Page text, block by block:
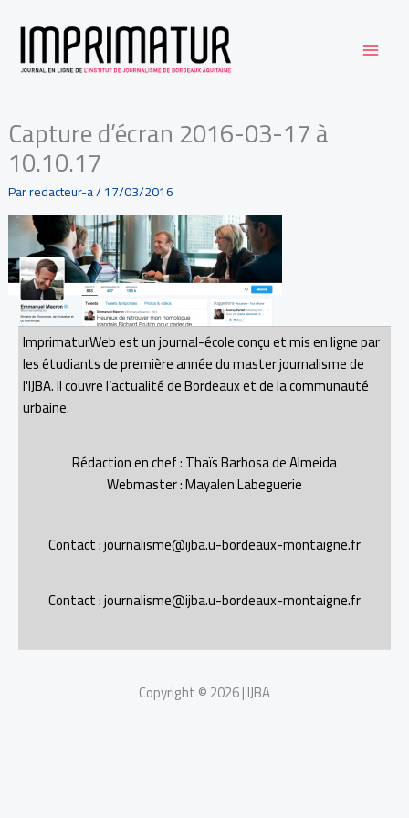
Capture d’écran 2016-03-17 à
10.10.17
Parredacteur-a/17/03/2016
ImprimaturWeb est un journal-école conçu et mis en ligne par
les étudiants de première année du master journalisme de
l'IJBA. Il couvre l’actualité de Bordeaux et de la communauté
urbaine.
Rédaction en chef : Thaïs Barbosa de Almeida
Webmaster : Mayalen Labeguerie
Contact : journalisme@ijba.u-bordeaux-montaigne.fr
Contact : journalisme@ijba.u-bordeaux-montaigne.fr
Copyright © 2026 | IJBA